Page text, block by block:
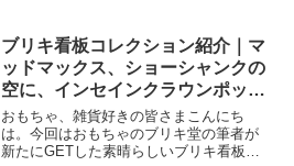
で見ていっていただけたら嬉しいです！
今回でこのシリーズはつ...
ブリキ看板コレクション紹介｜マ
ッドマックス、ショーシャンクの
空に、インセインクラウンポッシ
ー、KISS、マクドナルド、ファ
イトクラブ、MTV、ゴーストライ
ダー
おもちゃ、雑貨好きの皆さまこんにち
は。今回はおもちゃのブリキ堂の筆者が
新たにGETした素晴らしいブリキ看板を